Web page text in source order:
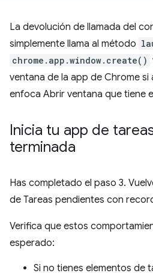
La devolución de llamada del
simplemente llama al método
chrome.app.window.create()
ventana de la app de Chrome si
enfoca Abrir ventana que tiene
Inicia tu app de
terminada
Has completado el paso 3.
de Tareas pendientes con
Verifica que estos
esperado:
Si no tienes elementos de